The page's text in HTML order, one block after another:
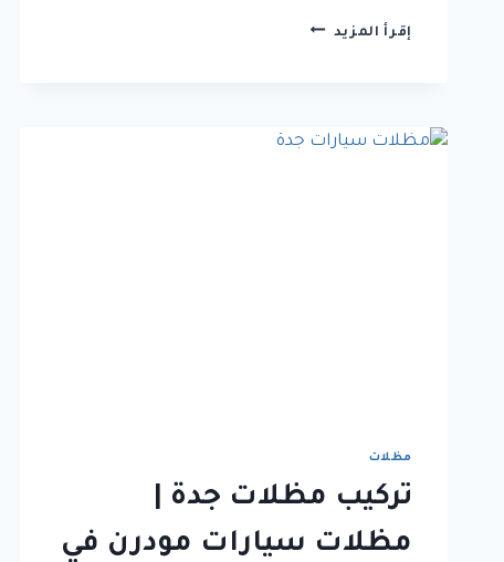
إقرأ المزيد معلم
جدة
مظلات
تركيب مظلات جدة |
مظلات سيارات مودرن في